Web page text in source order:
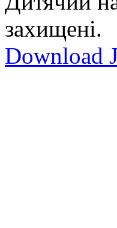
захищені.
Download